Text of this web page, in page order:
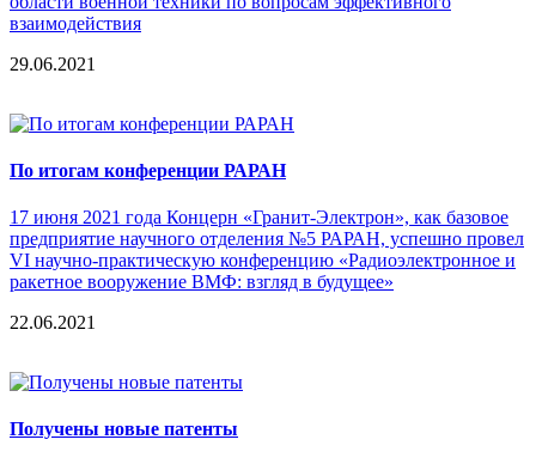
взаимодействия
29.06.2021
По итогам конференции РАРАН
17 июня 2021 года Концерн «Гранит-Электрон», как базовое
предприятие научного отделения №5 РАРАН, успешно провел
VI научно-практическую конференцию «Радиоэлектронное и
ракетное вооружение ВМФ: взгляд в будущее»
22.06.2021
Получены новые патенты